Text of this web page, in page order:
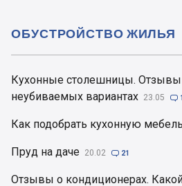
Кухонные столешницы. Отзывы
неубиваемых вариантах 23.05 
Как подобрать кухонную мебель
Пруд на даче 20.02  21
Отзывы о кондиционерах.
ОБУСТРОЙСТВО ЖИЛЬЯ